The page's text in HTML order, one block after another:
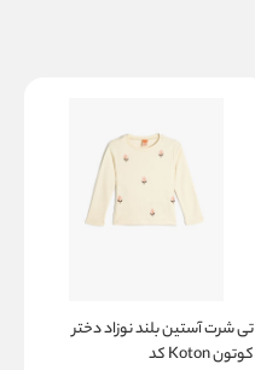
تی شرت آستین بلند نوزاد دختر
کوتون Koton کد